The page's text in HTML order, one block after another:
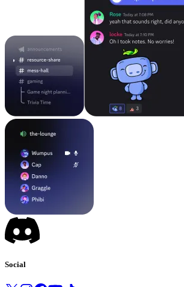
Social